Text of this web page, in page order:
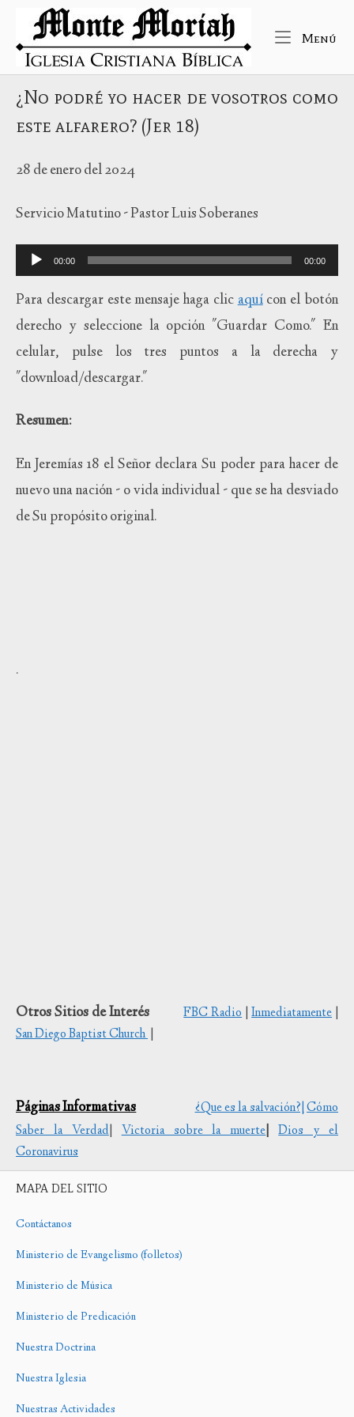
contenido
Inicio
Menú
¿No podré yo hacer de vosotros como
este alfarero? (Jer 18)
28 de enero del 2024
Servicio Matutino - Pastor Luis Soberanes
Reproductor
de
audio
00:00 00:00
Para descargar este mensaje haga clicaquícon el botón
derecho y seleccione la opción "Guardar Como." En
celular, pulse los tres puntos a la derecha y
"download/descargar."
Resumen:
En Jeremías 18 el Señor declara Su poder para hacer de
nuevo una nación - o vida individual - que se ha desviado
de Su propósito original.
.
Otros Sitios de Interés FBC Radio|Inmediatamente
San Diego Baptist Church
Páginas Informativas ¿Que es la salvación?|Cómo
Saber la Verdad|Victoria sobre la muerte|
Dios y el
Coronavirus
MAPA DEL SITIO
Contáctanos
Ministerio de Evangelismo (folletos)
Ministerio de Música
Ministerio de Predicación
Nuestra Doctrina
Nuestra Iglesia
Nuestras Actividades